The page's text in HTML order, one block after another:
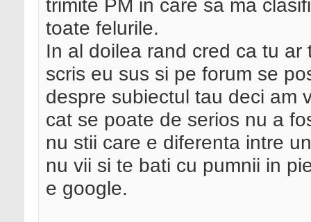
trimite PM in care sa ma
toate felurile.
In al doilea rand cred ca tu
scris eu sus si pe forum se
despre subiectul tau deci am
cat se poate de serios nu a
nu stii care e diferenta intre
nu vii si te bati cu pumnii in
e google.